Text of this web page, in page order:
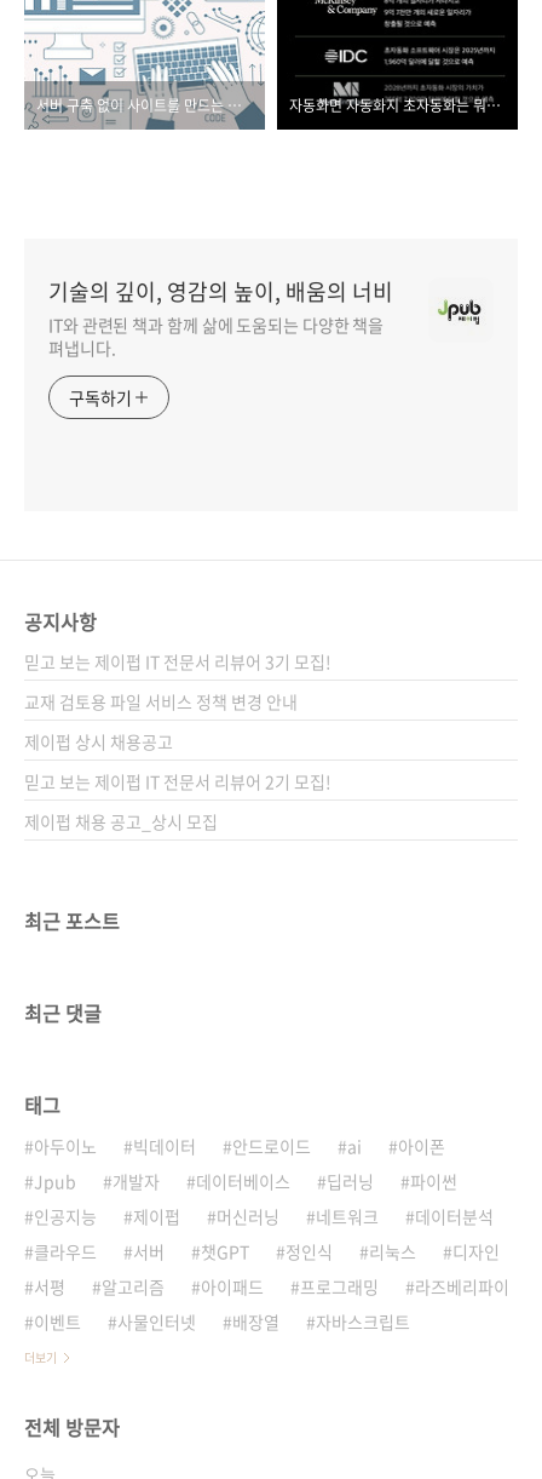
서버 구축 없이 사이트를 만드는 방법 자동화면 자동화지 초자동화는 뭐람?
기술의 깊이, 영감의 높이, 배움의 너비
IT와 관련된 책과 함께 삶에 도움되는 다양한 책을
펴냅니다.
구독하기
공지사항
믿고 보는 제이펍 IT 전문서 리뷰어 3기 모집!
교재 검토용 파일 서비스 정책 변경 안내
제이펍 상시 채용공고
믿고 보는 제이펍 IT 전문서 리뷰어 2기 모집!
제이펍 채용 공고_상시 모집
최근 포스트
최근 댓글
태그
아두이노 빅데이터 안드로이드 ai
아이폰
Jpub
개발자 데이터베이스 딥러닝
파이썬
인공지능
제이펍 머신러닝 네트워크
데이터분석
클라우드
서버 챗GPT 정인식 리눅스
디자인
서평
알고리즘 아이패드 프로그래밍
라즈베리파이
이벤트
사물인터넷 배장열 자바스크립트
더보기
전체 방문자